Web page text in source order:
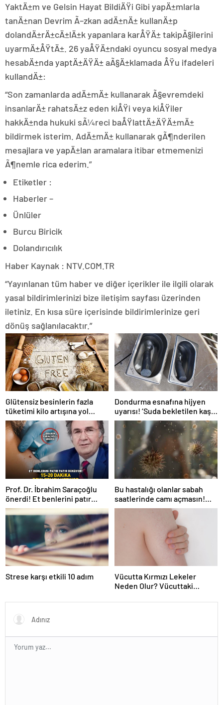
YaktÄ±m ve Gelsin Hayat BildiÄŸi Gibi yapÄ±mlarla
tanÄ±nan Devrim Ã–zkan adÄ±nÄ± kullanÄ±p
dolandÄ±rÄ±cÄ±lÄ±k yapanlara karÅŸÄ± takipÃ§ilerini
uyarmÄ±ÅŸtÄ±. 26 yaÅŸÄ±ndaki oyuncu sosyal medya
hesabÄ±nda yaptÄ±ÄŸÄ± aÃ§Ä±klamada ÅŸu ifadeleri
kullandÄ±:
“Son zamanlarda adÄ±mÄ± kullanarak Ã§evremdeki
insanlarÄ± rahatsÄ±z eden kiÅŸi veya kiÅŸiler
hakkÄ±nda hukuki sÃ¼reci baÅŸlattÄ±ÄŸÄ±mÄ±
bildirmek isterim. AdÄ±mÄ± kullanarak gÃ¶nderilen
mesajlara ve yapÄ±lan aramalara itibar etmemenizi
Ã¶nemle rica ederim.”
Etiketler :
Haberler –
Ünlüler
Burcu Biricik
Dolandırıcılık
Haber Kaynak : NTV.COM.TR
“Yayınlanan tüm haber ve diğer içerikler ile ilgili olarak
yasal bildirimlerinizi bize iletişim sayfası üzerinden
iletiniz. En kısa süre içerisinde bildirimlerinize geri
dönüş sağlanılacaktır.”
Glütensiz besinlerin fazla
tüketimi kilo artışına yol
açabilir
Dondurma esnafına hijyen
uyarısı! ‘Suda bekletilen kaşık
çapraz bulaşmaya neden
olabilir’
Prof. Dr. İbrahim Saraçoğlu
önerdi! Et benlerini patır
patır döküyor! ’15-20 DAKİKA
BEKLETMEK YETİYOR!’
Bu hastalığı olanlar sabah
saatlerinde camı açmasın!
Burun tıkanıklığı, hapşırık,
kaşıntı, öksürük… Meğer
tetikliyormuş
Strese karşı etkili 10 adım
Vücutta Kırmızı Lekeler
Neden Olur? Vücuttaki
Geçer?